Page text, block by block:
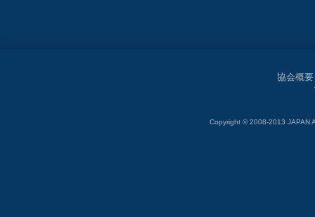
協会概要
Copyright © 2008-2013 JAPAN